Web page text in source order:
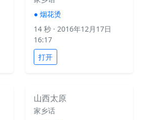
● 烟花烫
14 秒 · 2016年12月17日
16:17
打开
山西太原
家乡话